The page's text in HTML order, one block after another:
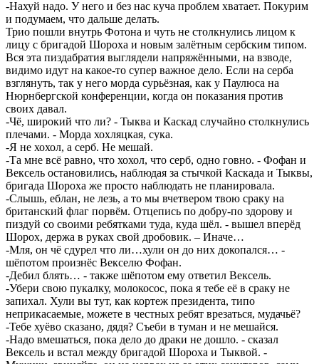
-Нахуй надо. У него и без нас куча проблем хватает. Покурим
и подумаем, что дальше делать.
Трио пошли внутрь Фотона и чуть не столкнулись лицом к
лицу с бригадой Шороха и новым залётным сербским типом.
Вся эта пиздабратия выглядели напряжёнными, на взводе,
видимо идут на какое-то супер важное дело. Если на серба
взглянуть, так у него морда сурьёзная, как у Паулюса на
Нюрнбергской конференции, когда он показания против
своих давал.
-Чё, широкий что ли? - Тыква и Каскад случайно столкнулись
плечами. - Морда хохляцкая, сука.
-Я не хохол, а серб. Не мешай.
-Та мне всё равно, что хохол, что серб, одно говно. - Фофан и
Вексель остановились, наблюдая за стычкой Каскада и Тыквы,
бригада Шороха же просто наблюдать не планировала.
-Слышь, еблан, не лезь, а то мы вчетвером твою сраку на
британский флаг порвём. Отцепись по добру-по здорову и
пиздуй со своими ребятками туда, куда шёл. - вышел вперёд
Шорох, держа в руках свой дробовик. – Иначе…
-Мля, он чё сдурел что ли…хули он до них докопался… -
шёпотом произнёс Векселю Фофан.
-Дебил блять… - также шёпотом ему ответил Вексель.
-Убери свою пукалку, молокосос, пока я тебе её в сраку не
запихал. Хули вы тут, как кортеж президента, типо
неприкасаемые, можете в честных ребят врезаться, мудачьё?
-Тебе хуёво сказано, дядя? Съеби в туман и не мешайся.
-Надо вмешаться, пока дело до драки не дошло. - сказал
Вексель и встал между бригадой Шороха и Тыквой. -